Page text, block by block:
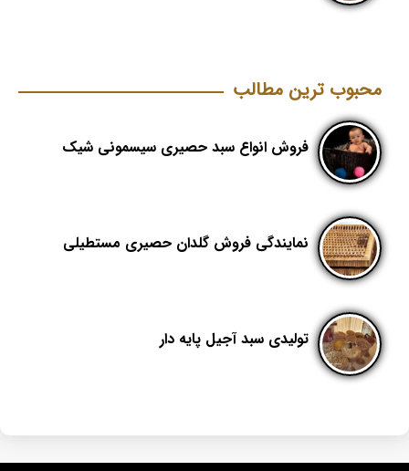
محبوب ترین مطالب
فروش انواع سبد حصیری سیسمونی شیک
نمایندگی فروش گلدان حصیری مستطیلی
تولیدی سبد آجیل پایه دار